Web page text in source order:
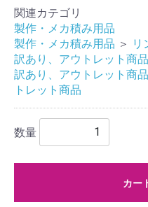
関連カテゴリ
製作・メカ積み用品
製作・メカ積み用品 ＞ リ
訳あり、アウトレット商
訳あり、アウトレット商
トレット商品
数量
カー